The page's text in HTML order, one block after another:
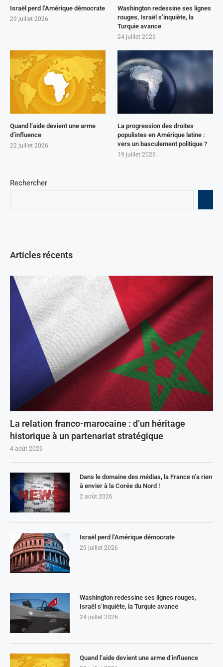
Rechercher
Articles récents
La relation franco-marocaine : d’un héritage
historique à un partenariat stratégique
4 août 2026
Dans le domaine des médias, la France n’a rien
à envier à la Corée du Nord !
2 août 2026
Israël perd l’Amérique démocrate
29 juillet 2026
Washington redessine ses lignes rouges,
Israël s’inquiète, la Turquie avance
24 juillet 2026
Quand l’aide devient une arme d’influence
Israël perd l’Amérique démocrate
29 juillet 2026
Washington redessine ses lignes
rouges, Israël s’inquiète, la
Turquie avance
24 juillet 2026
Quand l’aide devient une arme
d’influence
22 juillet 2026
La progression des droites
populistes en Amérique latine :
vers un basculement politique ?
19 juillet 2026